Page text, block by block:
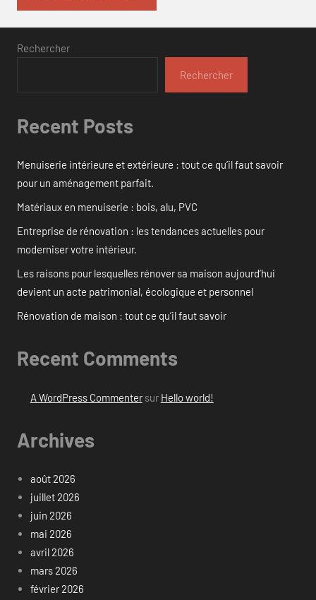
Rechercher
Rechercher
Recent Posts
Menuiserie intérieure et extérieure : tout ce qu’il faut savoir
pour un aménagement parfait.
Matériaux en menuiserie : bois, alu, PVC
Entreprise de rénovation : les tendances actuelles pour
moderniser votre intérieur.
Les raisons pour lesquelles rénover sa maison aujourd’hui
devient un acte patrimonial, écologique et personnel
Rénovation de maison : tout ce qu’il faut savoir
Recent Comments
A WordPress Commentersur Hello world!
Archives
août 2026
juillet 2026
juin 2026
mai 2026
avril 2026
mars 2026
février 2026